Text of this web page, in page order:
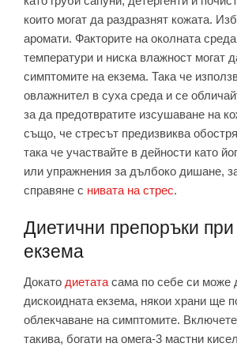
които могат да раздразнят кожата.
аромати. Факторите на околната
температури и ниска влажност могат
симптомите на екзема. Така че
овлажнител в суха среда и се
за да предотвратите изсушаване на
също, че стресът предизвиква
така че участвайте в дейности като
или упражнения за дълбоко дишане,
справяне с нивата на стрес.
Диетични препоръки
екзема
Докато диетата сама по себе си може
дискоидната екзема, някои храни ще
облекчаване на симптомите.
такива, богати на омега-3 мастни